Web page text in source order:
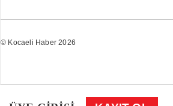
© Kocaeli Haber 2026